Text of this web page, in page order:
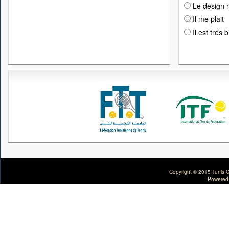
Le design
Il me plait
Il est trés
Copyright © 2015 Tunis